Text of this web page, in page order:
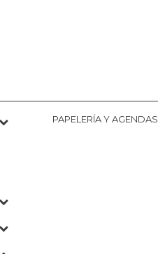
PAPELERÍA Y AGENDAS